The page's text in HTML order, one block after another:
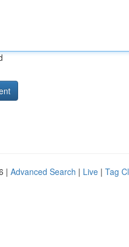
| Advanced Search | Live | Tag